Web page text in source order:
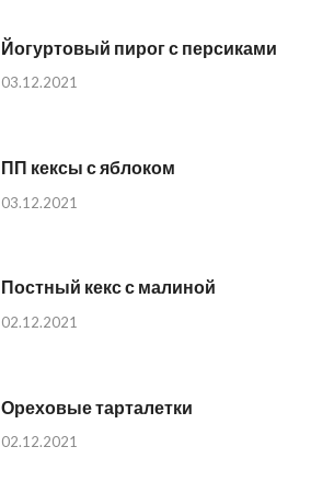
Йогуртовый пирог с персиками
03.12.2021
ПП кексы с яблоком
03.12.2021
Постный кекс с малиной
02.12.2021
Ореховые тарталетки
02.12.2021